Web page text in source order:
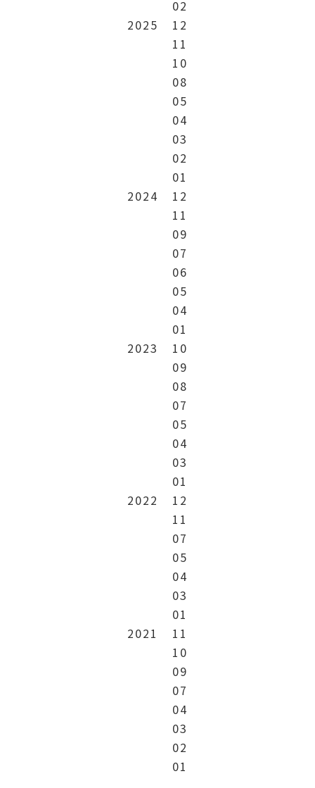
02
2025
12
11
10
08
05
04
03
02
01
2024
12
11
09
07
06
05
04
01
2023
10
09
08
07
05
04
03
01
2022
12
11
07
05
04
03
01
2021
11
10
09
07
04
03
02
01